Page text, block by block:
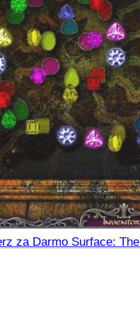
za Darmo Surface: